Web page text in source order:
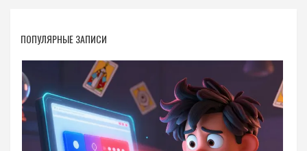
ПОПУЛЯРНЫЕ ЗАПИСИ